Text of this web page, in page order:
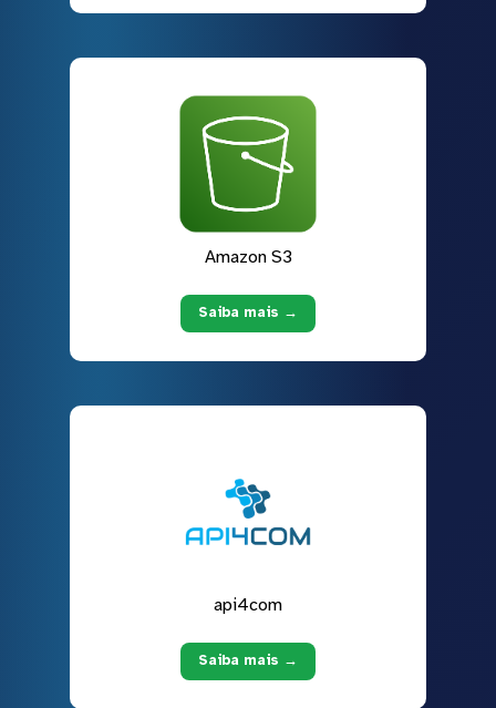
Amazon S3
Saiba mais →
api4com
Saiba mais →